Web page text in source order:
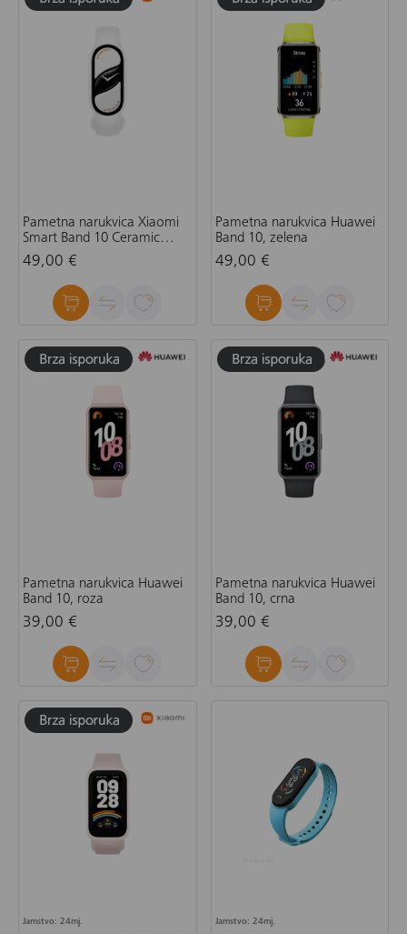
Pametna narukvica Xiaomi
Smart Band 10 Ceramic
Edition, bijela
49,00 €
Pametna narukvica Huawei
Band 10, zelena
49,00 €
Pametna narukvica Huawei
Band 10, roza
39,00 €
Pametna narukvica Huawei
Band 10, crna
39,00 €
Jamstvo: 24mj. Jamstvo: 24mj.